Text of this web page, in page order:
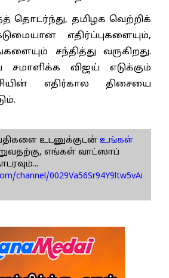
தொடர்ந்து, தமிழக வெற்றிக்
எதிர்ப்புகளையும்,
சந்தித்து வருகிறது.
விஜய் எடுக்கும்
எதிர்கால திசையை
உடனுக்குடன் உங்கள்
எங்கள் வாட்ஸாப்
channel/0029Va56Sr94Y9ltw5vAi